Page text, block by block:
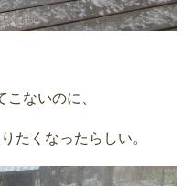
ないのに、
たくなったらしい。